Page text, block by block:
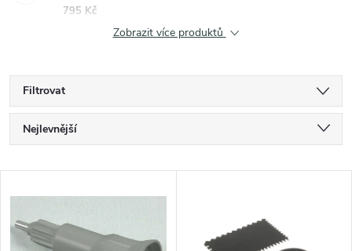
795 Kč
Zobrazit více produktů
Filtrovat
Ř
a
z
Nejlevnější
Abecedně
V
ý